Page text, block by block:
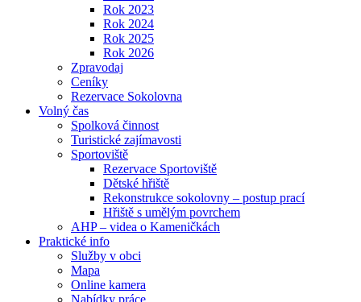
Rok 2023
Rok 2024
Rok 2025
Rok 2026
Zpravodaj
Ceníky
Rezervace Sokolovna
Volný čas
Spolková činnost
Turistické zajímavosti
Sportoviště
Rezervace Sportoviště
Dětské hřiště
Rekonstrukce sokolovny – postup prací
Hřiště s umělým povrchem
AHP – videa o Kameničkách
Praktické info
Služby v obci
Mapa
Online kamera
Nabídky práce